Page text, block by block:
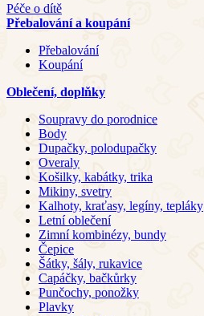
Péče o dítě
Přebalování a koupání
Přebalování
Koupání
Oblečení, doplňky
Soupravy do porodnice
Body
Dupačky, polodupačky
Overaly
Košilky, kabátky, trika
Mikiny, svetry
Kalhoty, kraťasy, legíny, tepláky
Letní oblečení
Zimní kombinézy, bundy
Čepice
Šátky, šály, rukavice
Capáčky, bačkůrky
Punčochy, ponožky
Plavky